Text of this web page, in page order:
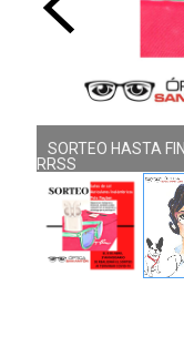
SORTEO HASTA
RRSS